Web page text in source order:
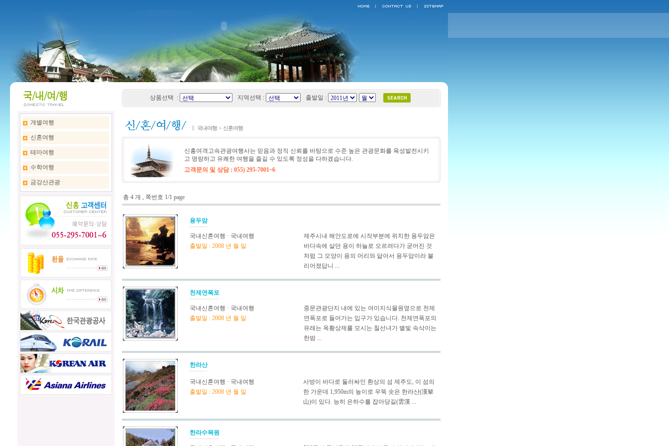
개별여행
신혼여행
테마여행
수학여행
금강산관광
상품선택 : 지역선택 : 출발일 :
국내여행 > 신혼여행
신흥여객고속관광여행사는 믿음과 정직 신뢰를 바탕으로 수준 높은 관광문화를 육성발전시키
고 명랑하고 유쾌한 여행을 즐길 수 있도록 정성을 다하겠습니다.
고객문의 및 상담 : 055) 295-7001~6
총 4 개 , 쪽번호 1/1 page
용두암
국내신혼여행 · 국내여행
출발일 : 2008 년 월 일
제주시내 해안도로에 시작부분에 위치한 용두암은
바다속에 살던 용이 하늘로 오르려다가 굳어진 것
처럼 그 모양이 용의 머리와 닮아서 용두암이라 불
리어졌답니 ...
천제연폭포
국내신혼여행 · 국내여행
출발일 : 2008 년 월 일
중문관광단지 내에 있는 여미지식물원옆으로 천제
연폭포로 들어가는 입구가 있습니다. 천제연폭포의
유래는 옥황상제를 모시는 칠선녀가 별빛 속삭이는
한밤 ...
한라산
국내신혼여행 · 국내여행
출발일 : 2008 년 월 일
사방이 바다로 둘러싸인 환상의 섬 제주도, 이 섬의
한 가운데 1,950m의 높이로 우뚝 솟은 한라산(漢拏
山)이 있다. 능히 은하수를 잡아당길(雲漢 ...
한라수목원